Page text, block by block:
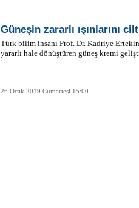
Otomobil
HAVAŞ 21
İran'a ait
'Jet uçak'
Güneşin zararlı ışınlarını
Türk bilim insanı Prof. Dr. Kadriye
yararlı hale dönüştüren güneş kremi
26 Ocak 2019 Cumartesi 15:00